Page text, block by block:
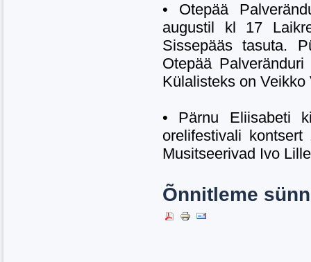
• Otepää
augustil kl 17
Sissepääs tasuta.
Otepää
Külalisteks on
• Pärnu Eliisabeti
orelifestivali
Musitseerivad Ivo
Õnnitleme